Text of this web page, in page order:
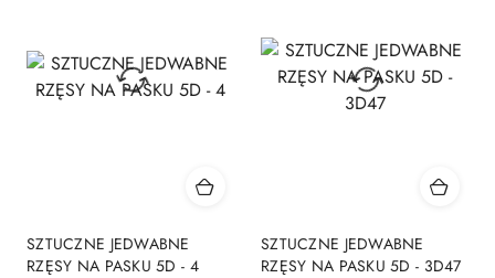
SZTUCZNE JEDWABNE
RZĘSY NA PASKU 5D - 4
SZTUCZNE JEDWABNE
RZĘSY NA PASKU 5D - 3D47